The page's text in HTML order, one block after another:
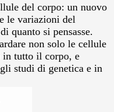
del corpo: un nuovo
le variazioni del
quanto si pensasse.
non solo le cellule
in tutto il corpo, e
studi di genetica e in